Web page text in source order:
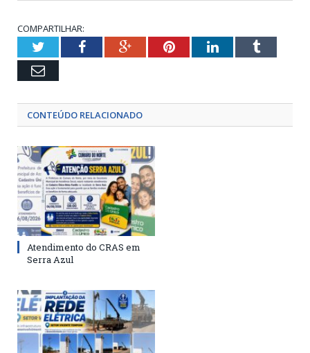
COMPARTILHAR:
TwitterFacebookGoogle+PinterestLinkedInTumblr
Email
CONTEÚDO RELACIONADO
Atendimento do CRAS em
Serra Azul